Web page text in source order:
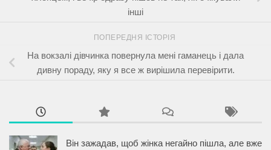
інші
ПОПЕРЕДНЯ ІСТОРІЯ
На вокзалі дівчинка повернула мені гаманець і дала
дивну пораду, яку я все ж вирішила перевірити.
Він зажадав, щоб жінка негайно пішла, але вже